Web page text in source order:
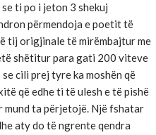
ti po i jeton 3 shekuj
përmendoja e poetit të
tij origjinale të mirëmbajtur me
shëtitur para gati 200 viteve
cili prej tyre ka moshën që
që edhe ti të ulesh e të pishë
mund ta përjetojë. Një fshatar
aty do të ngrente qendra